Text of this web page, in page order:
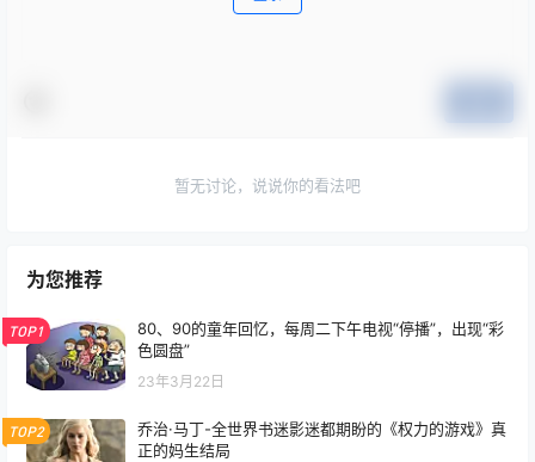
暂无讨论，说说你的看法吧
为您推荐
TOP1
80、90的童年回忆，每周二下午电视“停播”，出现“彩
色圆盘”
23年3月22日
TOP2
乔治·马丁-全世界书迷影迷都期盼的《权力的游戏》真
正的妈生结局